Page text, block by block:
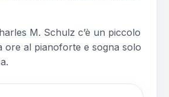
M. Schulz c’è un piccolo
ore al pianoforte e sogna solo